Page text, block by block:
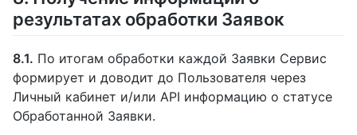
результатах обработки Заявок
8.1. По итогам обработки каждой Заявки Сервис
формирует и доводит до Пользователя через
Личный кабинет и/или API информацию о статусе
Обработанной Заявки.